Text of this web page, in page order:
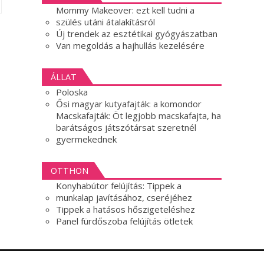
Mommy Makeover: ezt kell tudni a
szülés utáni átalakításról
Új trendek az esztétikai gyógyászatban
Van megoldás a hajhullás kezelésére
ÁLLAT
Poloska
Ősi magyar kutyafajták: a komondor
Macskafajták: Öt legjobb macskafajta, ha
barátságos játszótársat szeretnél
gyermekednek
OTTHON
Konyhabútor felújítás: Tippek a
munkalap javításához, cseréjéhez
Tippek a hatásos hőszigeteléshez
Panel fürdőszoba felújítás ötletek